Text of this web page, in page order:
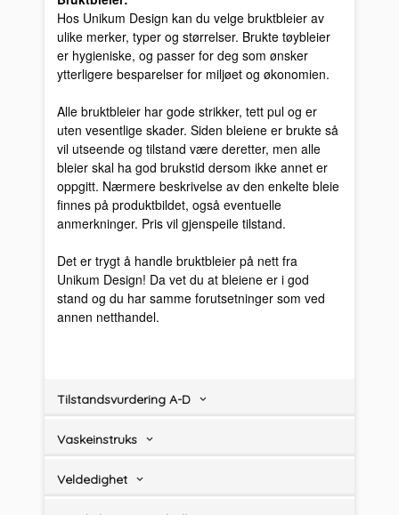
Hos Unikum Design kan du velge bruktbleier av
ulike merker, typer og størrelser. Brukte tøybleier
er hygieniske, og passer for deg som ønsker
ytterligere besparelser for miljøet og økonomien.
Alle bruktbleier har gode strikker, tett pul og er
uten vesentlige skader. Siden bleiene er brukte så
vil utseende og tilstand være deretter, men alle
bleier skal ha god brukstid dersom ikke annet er
oppgitt. Nærmere beskrivelse av den enkelte bleie
finnes på produktbildet, også eventuelle
anmerkninger. Pris vil gjenspeile tilstand.
Det er trygt å handle bruktbleier på nett fra
Unikum Design! Da vet du at bleiene er i god
stand og du har samme forutsetninger som ved
annen netthandel.
Tilstandsvurdering A-D
Vaskeinstruks
Veldedighet